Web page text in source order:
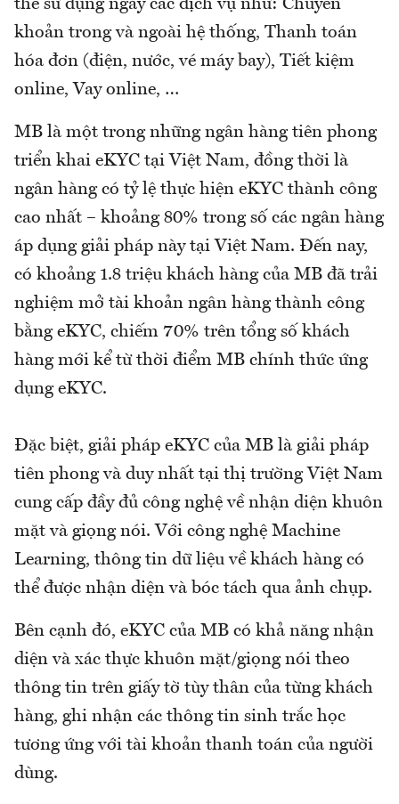
thể sử dụng ngay các dịch vụ như: Chuyển
khoản trong và ngoài hệ thống, Thanh toán
hóa đơn (điện, nước, vé máy bay), Tiết kiệm
online, Vay online, …
MB là một trong những ngân hàng tiên phong
triển khai eKYC tại Việt Nam, đồng thời là
ngân hàng có tỷ lệ thực hiện eKYC thành công
cao nhất – khoảng 80% trong số các ngân hàng
áp dụng giải pháp này tại Việt Nam. Đến nay,
có khoảng 1.8 triệu khách hàng của MB đã trải
nghiệm mở tài khoản ngân hàng thành công
bằng eKYC, chiếm 70% trên tổng số khách
hàng mới kể từ thời điểm MB chính thức ứng
dụng eKYC.
Đặc biệt, giải pháp eKYC của MB là giải pháp
tiên phong và duy nhất tại thị trường Việt Nam
cung cấp đầy đủ công nghệ về nhận diện khuôn
mặt và giọng nói. Với công nghệ Machine
Learning, thông tin dữ liệu về khách hàng có
thể được nhận diện và bóc tách qua ảnh chụp.
Bên cạnh đó, eKYC của MB có khả năng nhận
diện và xác thực khuôn mặt/giọng nói theo
thông tin trên giấy tờ tùy thân của từng khách
hàng, ghi nhận các thông tin sinh trắc học
tương ứng với tài khoản thanh toán của người
dùng.